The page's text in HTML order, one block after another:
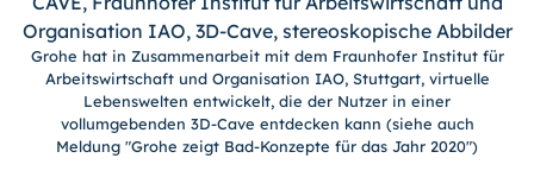
Grohe hat in Zusammenarbeit mit dem Fraunhofer Institut für
Arbeitswirtschaft und Organisation IAO, Stuttgart, virtuelle
Lebenswelten entwickelt, die der Nutzer in einer
vollumgebenden 3D-Cave entdecken kann (siehe auch
Meldung "Grohe zeigt Bad-Konzepte für das Jahr 2020")